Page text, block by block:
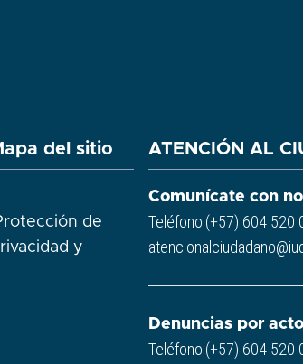
del sitio
de
y
ATENCIÓN AL
Comunícate con
Teléfono:(+57) 604 520
Denuncias por
Teléfono:(+57) 604 520